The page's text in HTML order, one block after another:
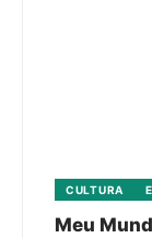
CULTURA
Meu